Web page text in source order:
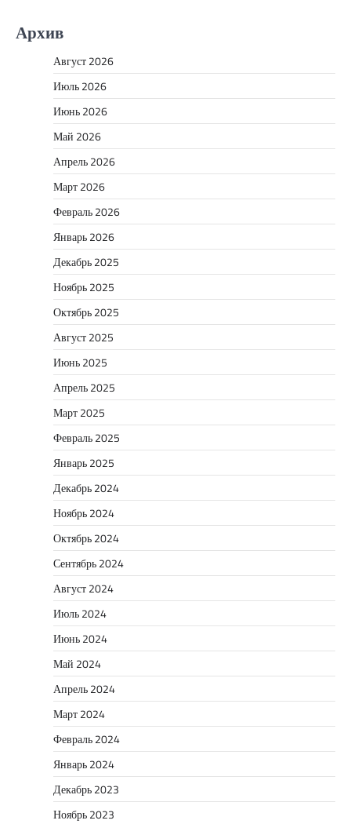
Архив
Август 2026
Июль 2026
Июнь 2026
Май 2026
Апрель 2026
Март 2026
Февраль 2026
Январь 2026
Декабрь 2025
Ноябрь 2025
Октябрь 2025
Август 2025
Июнь 2025
Апрель 2025
Март 2025
Февраль 2025
Январь 2025
Декабрь 2024
Ноябрь 2024
Октябрь 2024
Сентябрь 2024
Август 2024
Июль 2024
Июнь 2024
Май 2024
Апрель 2024
Март 2024
Февраль 2024
Январь 2024
Декабрь 2023
Ноябрь 2023